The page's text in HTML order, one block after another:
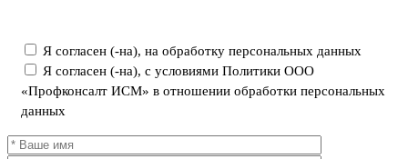
Я согласен (-на), на обработку персональных данных
Я согласен (-на), с условиями Политики ООО
«Профконсалт ИСМ» в отношении обработки персональных
данных